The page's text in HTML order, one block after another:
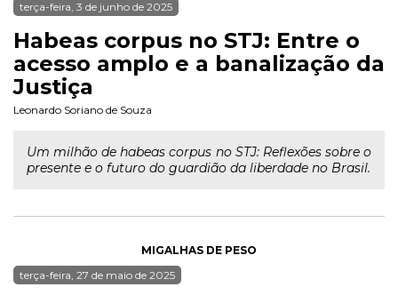
terça-feira, 3 de junho de 2025
Habeas corpus no STJ: Entre o
acesso amplo e a banalização da
Justiça
Leonardo Soriano de Souza
Um milhão de habeas corpus no STJ: Reflexões sobre o
presente e o futuro do guardião da liberdade no Brasil.
MIGALHAS DE PESO
terça-feira, 27 de maio de 2025